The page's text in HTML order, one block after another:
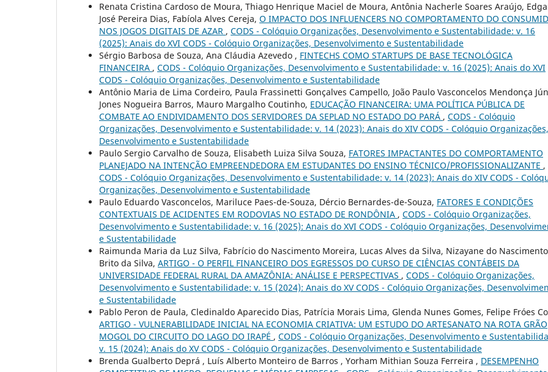
Renata Cristina Cardoso de Moura, Thiago Henrique Maciel de Moura, Antônia Nacherle Soares Araújo,
José Pereira Dias, Fabíola Alves Cereja, O IMPACTO DOS INFLUENCERS NO COMPORTAMENTO DO
NOS JOGOS DIGITAIS DE AZAR , CODS - Colóquio Organizações, Desenvolvimento e Sustentabilidade: v. 16
(2025): Anais do XVI CODS - Colóquio Organizações, Desenvolvimento e Sustentabilidade
Sérgio Barbosa de Souza, Ana Cláudia Azevedo , FINTECHS COMO STARTUPS DE BASE TECNOLÓGICA
FINANCEIRA , CODS - Colóquio Organizações, Desenvolvimento e Sustentabilidade: v. 16 (2025): Anais do XVI
CODS - Colóquio Organizações, Desenvolvimento e Sustentabilidade
Antônio Maria de Lima Cordeiro, Paula Frassinetti Gonçalves Campello, João Paulo Vasconcelos Mendonça
Jones Nogueira Barros, Mauro Margalho Coutinho, EDUCAÇÃO FINANCEIRA: UMA POLÍTICA PÚBLICA DE
COMBATE AO ENDIVIDAMENTO DOS SERVIDORES DA SEPLAD NO ESTADO DO PARÁ , CODS - Colóquio
Organizações, Desenvolvimento e Sustentabilidade: v. 14 (2023): Anais do XIV CODS - Colóquio Organizações,
Desenvolvimento e Sustentabilidade
Paulo Sergio Carvalho de Souza, Elisabeth Luiza Silva Souza, FATORES IMPACTANTES DO COMPORTAMENTO
PLANEJADO NA INTENÇÃO EMPREENDEDORA EM ESTUDANTES DO ENSINO TÉCNICO/PROFISSIONALIZANTE ,
CODS - Colóquio Organizações, Desenvolvimento e Sustentabilidade: v. 14 (2023): Anais do XIV CODS -
Organizações, Desenvolvimento e Sustentabilidade
Paulo Eduardo Vasconcelos, Mariluce Paes-de-Souza, Dércio Bernardes-de-Souza, FATORES E CONDIÇÕES
CONTEXTUAIS DE ACIDENTES EM RODOVIAS NO ESTADO DE RONDÔNIA , CODS - Colóquio Organizações,
Desenvolvimento e Sustentabilidade: v. 16 (2025): Anais do XVI CODS - Colóquio Organizações,
e Sustentabilidade
Raimunda Maria da Luz Silva, Fabrício do Nascimento Moreira, Lucas Alves da Silva, Nizayane do Nascimento
Brito da Silva, ARTIGO - O PERFIL FINANCEIRO DOS EGRESSOS DO CURSO DE CIÊNCIAS CONTÁBEIS DA
UNIVERSIDADE FEDERAL RURAL DA AMAZÔNIA: ANÁLISE E PERSPECTIVAS , CODS - Colóquio Organizações,
Desenvolvimento e Sustentabilidade: v. 15 (2024): Anais do XV CODS - Colóquio Organizações,
e Sustentabilidade
Pablo Peron de Paula, Cledinaldo Aparecido Dias, Patrícia Morais Lima, Glenda Nunes Gomes, Felipe Fróes
ARTIGO - VULNERABILIDADE INICIAL NA ECONOMIA CRIATIVA: UM ESTUDO DO ARTESANATO NA ROTA GRÃO
MOGOL DO CIRCUITO DO LAGO DO IRAPÉ , CODS - Colóquio Organizações, Desenvolvimento e
v. 15 (2024): Anais do XV CODS - Colóquio Organizações, Desenvolvimento e Sustentabilidade
Brenda Gualberto Deprá , Luís Alberto Monteiro de Barros , Yorham Mithian Souza Ferreira , DESEMPENHO